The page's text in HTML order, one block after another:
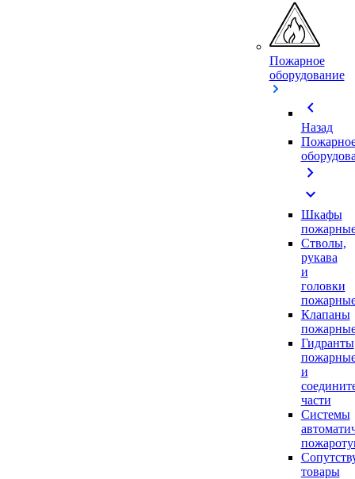
Пожарное
оборудование
chevron_left
Назад
chevron_right
expand_more
Шкафы
Стволы,
рукава
и
головки
Клапаны
Гидранты
и
части
Системы
товары